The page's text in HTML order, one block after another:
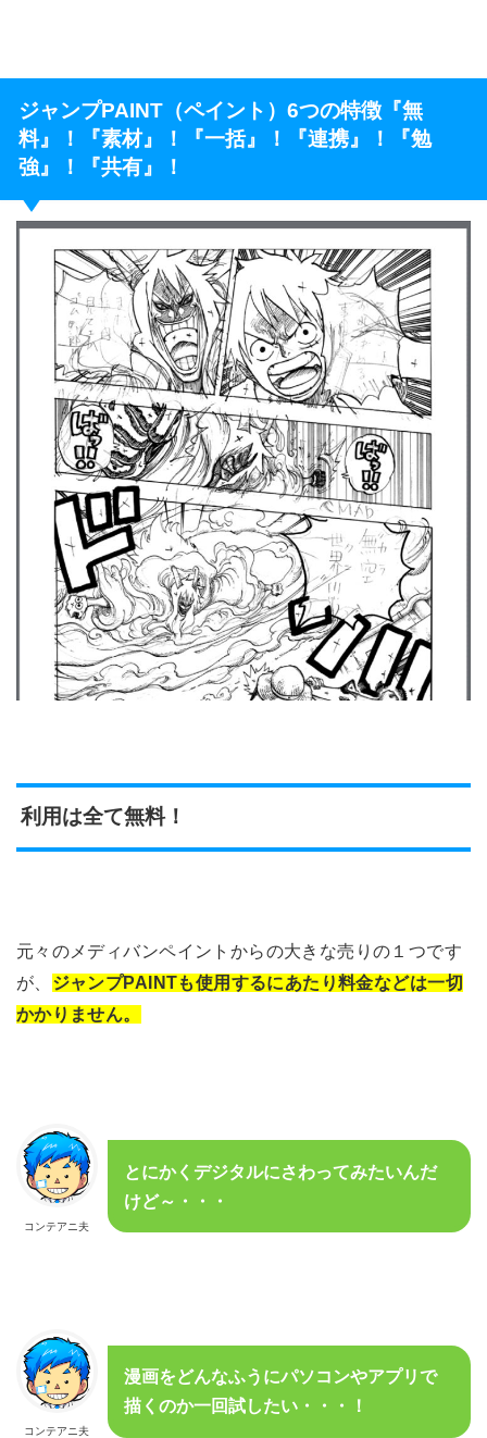
ジャンプPAINT（ペイント）6つの特徴『無
料』！『素材』！『一括』！『連携』！『勉
強』！『共有』！
利用は全て無料！
元々のメディバンペイントからの大きな売りの１つです
が、
ジャンプPAINTも使用するにあたり料金などは一切
かかりません。
コンテアニ夫
とにかくデジタルにさわってみたいんだ
けど～・・・
コンテアニ夫
漫画をどんなふうにパソコンやアプリで
描くのか一回試したい・・・！